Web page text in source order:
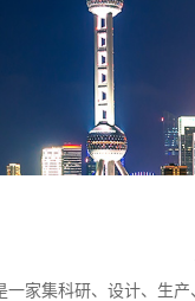
一家集科研、设计、生